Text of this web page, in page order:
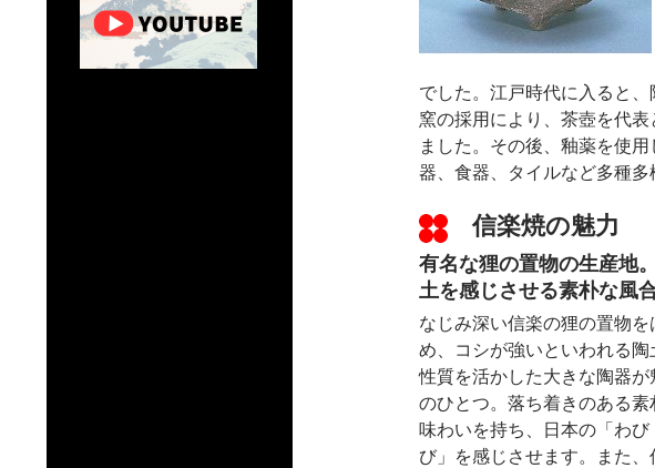
でした。江戸時代に入ると
窯の採用により、茶壺を代
ました。その後、釉薬を使
器、食器、タイルなど多種多
信楽焼の魅力
有名な狸の置物の生産地。
土を感じさせる素朴な風
なじみ深い信楽の狸の置物を
め、コシが強いといわれる陶
性質を活かした大きな陶器が
のひとつ。落ち着きのある素
味わいを持ち、日本の「わび
び」を感じさせます。また、